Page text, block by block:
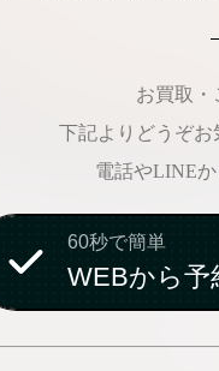
お買取・
下記よりどうぞお
電話やLINE
60秒で簡単
WEBから予